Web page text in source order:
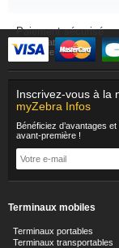
Paiement sécurisé
Vos achats en toute
confiance
Inscrivez-vous à la
myZebra Infos
Bénéficiez d’avantages
avant-première !
Terminaux mobiles
Terminaux portables
Terminaux transportables